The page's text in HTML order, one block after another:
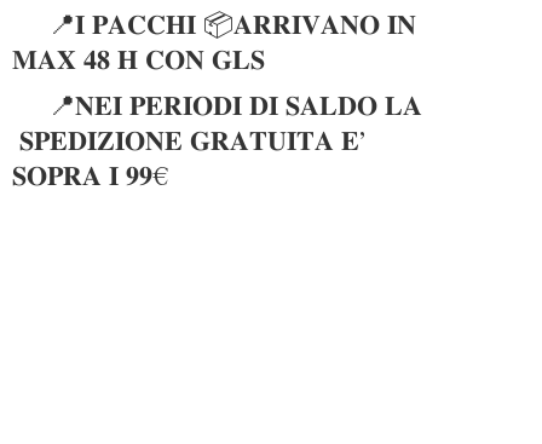
📍𝐈 𝐏𝐀𝐂𝐂𝐇𝐈 📦𝐀𝐑𝐑𝐈𝐕𝐀𝐍𝐎 𝐈𝐍
𝐌𝐀𝐗 𝟒𝟖 𝐇 𝐂𝐎𝐍 𝐆𝐋𝐒
📍𝐍𝐄𝐈 𝐏𝐄𝐑𝐈𝐎𝐃𝐈 𝐃𝐈 𝐒𝐀𝐋𝐃𝐎 𝐋𝐀
𝐒𝐏𝐄𝐃𝐈𝐙𝐈𝐎𝐍𝐄 𝐆𝐑𝐀𝐓𝐔𝐈𝐓𝐀 𝐄’
𝐒𝐎𝐏𝐑𝐀 𝐈 𝟗𝟗€